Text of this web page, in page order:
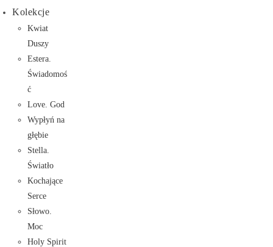
Kolekcje
Kwiat
Duszy
Estera.
Świadomoś
ć
Love. God
Wypłyń na
głębie
Stella.
Światło
Kochające
Serce
Słowo.
Moc
Holy Spirit